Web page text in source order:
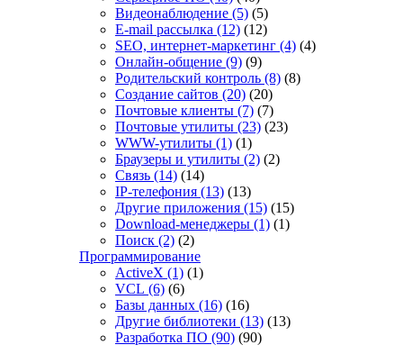
Видеонаблюдение (5) (5)
E-mail рассылка (12) (12)
SEO, интернет-маркетинг (4) (4)
Онлайн-общение (9) (9)
Родительский контроль (8) (8)
Создание сайтов (20) (20)
Почтовые клиенты (7) (7)
Почтовые утилиты (23) (23)
WWW-утилиты (1) (1)
Браузеры и утилиты (2) (2)
Связь (14) (14)
IP-телефония (13) (13)
Другие приложения (15) (15)
Download-менеджеры (1) (1)
Поиск (2) (2)
Программирование
ActiveX (1) (1)
VCL (6) (6)
Базы данных (16) (16)
Другие библиотеки (13) (13)
Разработка ПО (90) (90)